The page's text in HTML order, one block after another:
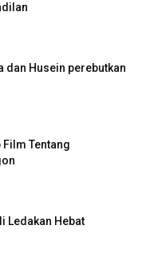
dan Husein perebutkan
Tentang
Ledakan Hebat